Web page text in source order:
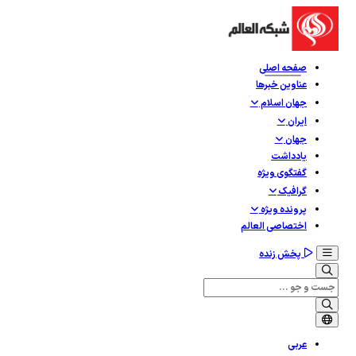
صفحه اصلی
عناوین خبرها
جهان اسلام
ایران
جهان
یادداشت
گفتگوی ویژه
گرافيک
پرونده ویژه
اختصاصی العالم
پخش زنده
عربی